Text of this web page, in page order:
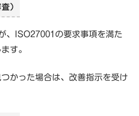
）
、ISO27001の要求事項を満た
す。
かった場合は、改善指示を受け